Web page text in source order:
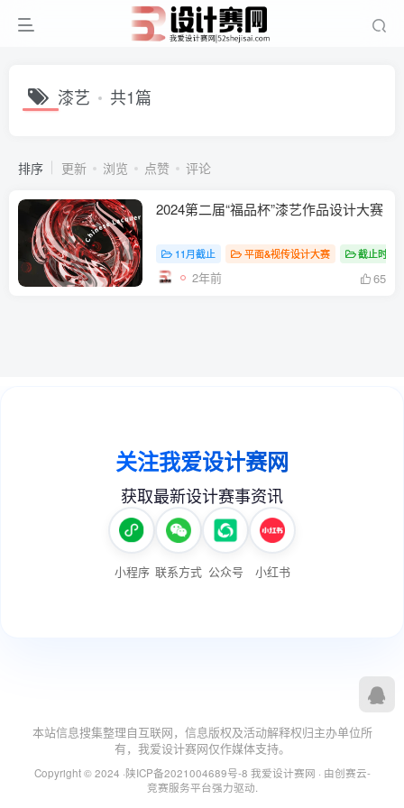
漆艺 共1篇
排序 更新 浏览 点赞 评论
2024第二届“福品杯”漆艺作品设计大赛
11月截止 平面&视传设计大赛 截止时间
2年前 65
本站信息搜集整理自互联网，信息版权及活动解释权归主办单位所
有，我爱设计赛网仅作媒体支持。
Copyright © 2024 ·陕ICP备2021004689号-8 我爱设计赛网 · 由创赛云-
竞赛服务平台强力驱动.